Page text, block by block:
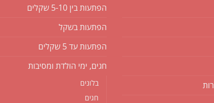
הפתעות בין 5-10 שקלים
הפתעות בשקל
הפתעות עד 5 שקלים
חגים, ימי הולדת ומסיבות
בלונים
חגים